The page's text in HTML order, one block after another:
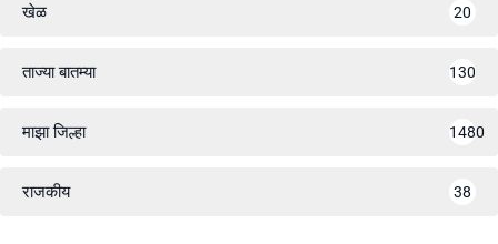
खेळ 20
ताज्या बातम्या 130
माझा जिल्हा 1480
राजकीय 38